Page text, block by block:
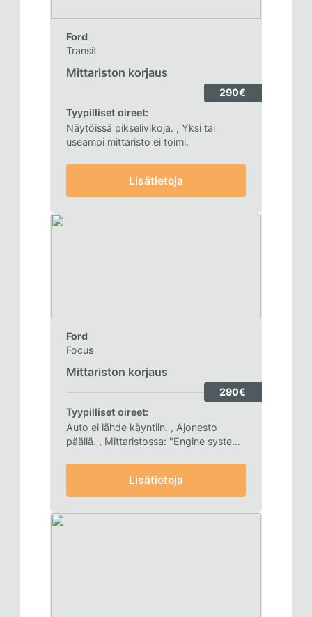
Ford
Transit
Mittariston korjaus
290€
Tyypilliset oireet:
Näytöissä pikselivikoja. , Yksi tai
useampi mittaristo ei toimi.
Lisätietoja
Ford
Focus
Mittariston korjaus
290€
Tyypilliset oireet:
Auto ei lähde käyntiin. , Ajonesto
päällä. , Mittaristossa: "Engine system
Vikakoodeja CAN-yhteysvirheistä.
Oireilu usein satunnaista.
Lisätietoja